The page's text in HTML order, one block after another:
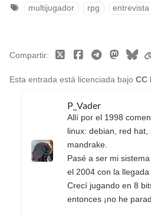
multijugador rpg entrevista
Esta entrada está licenciada bajo CC
Compartir
P_Vader
Allí por el 1998
linux: debian, red hat,
mandrake.
Pasé a ser mi
el 2004 con la
Crecí jugando en 8
entonces ¡no he